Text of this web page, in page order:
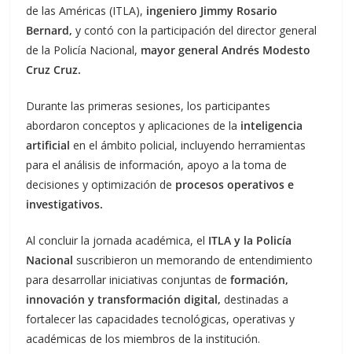
de las Américas (ITLA), ingeniero Jimmy Rosario
Bernard, y contó con la participación del director general
de la Policía Nacional, mayor general Andrés Modesto
Cruz Cruz.
Durante las primeras sesiones, los participantes
abordaron conceptos y aplicaciones de la inteligencia
artificial en el ámbito policial, incluyendo herramientas
para el análisis de información, apoyo a la toma de
decisiones y optimización de procesos operativos e
investigativos.
Al concluir la jornada académica, el ITLA y la Policía
Nacional suscribieron un memorando de entendimiento
para desarrollar iniciativas conjuntas deformación,
innovación y transformación digital, destinadas a
fortalecer las capacidades tecnológicas, operativas y
académicas de los miembros de la institución.